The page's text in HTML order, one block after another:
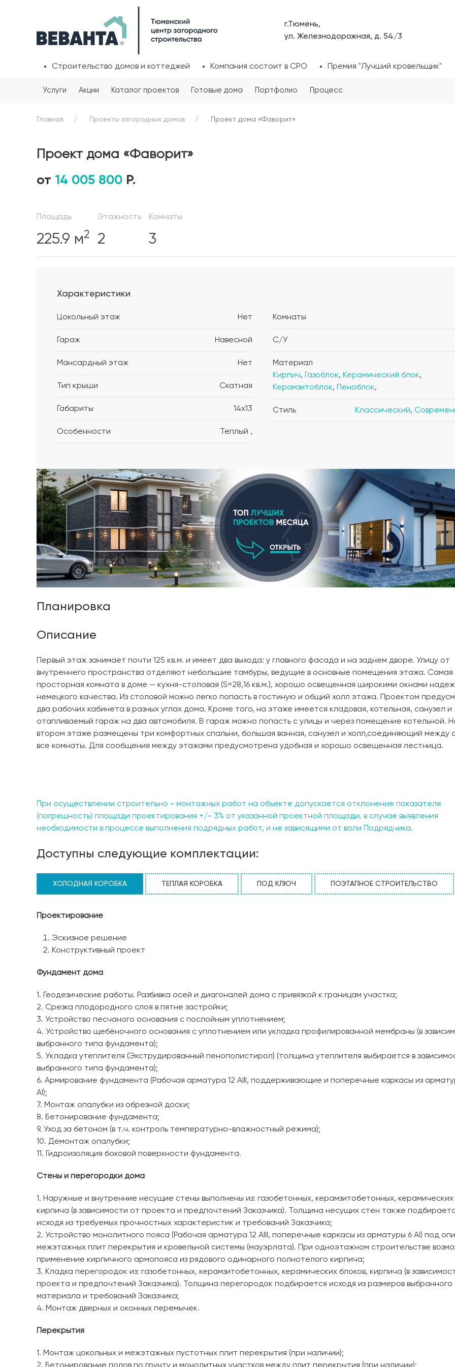
г.Тюмень,
ул. Железнодорожная, д. 54/3
Строительство домов и коттеджей Компания состоит в СРО Премия "Лучший кровельщик"
Услуги Акции Каталог проектов Готовые дома Портфолио Процесс
Главная Проекты загородных домов Проект дома «Фаворит»
Проект дома «Фаворит»
от 14 005 800 Р.
Площадь
225.9 м2
Этажность
2
Комнаты
3
Характеристики
Цокольный этаж Нет
Гараж Навесной
Мансардный этаж Нет
Тип крыши Скатная
Габариты 14x13
Особенности Теплый ,
Комнаты
С/У
Материал
Кирпич, Газоблок, Керамический блок,
Керамзитоблок, Пеноблок,
Стиль Классический,
Планировка
Описание
Первый этаж занимает почти 125 кв.м. и имеет два выхода: у главного фасада и на заднем дворе. Улицу от
внутреннего пространства отделяют небольшие тамбуры, ведущие в основные помещения этажа. Самая
просторная комната в доме — кухня-столовая (S=28,16 кв.м.), хорошо освещенная широкими окнами
немецкого качества. Из столовой можно легко попасть в гостиную и общий холл этажа. Проектом
два рабочих кабинета в разных углах дома. Кроме того, на этаже имеется кладовая, котельная, санузел и
отапливаемый гараж на два автомобиля. В гараж можно попасть с улицы и через помещение котельной.
втором этаже размещены три комфортных спальни, большая ванная, санузел и холл,соединяющий между
все комнаты. Для сообщения между этажами предусмотрена удобная и хорошо освещенная лестница.
При осуществлении строительно - монтажных работ на объекте допускается отклонение показателя
(погрешность) площади проектирования +/- 3% от указанной проектной площади, в случае выявления
необходимости в процессе выполнения подрядных работ, и не зависящими от воли Подрядчика.
Доступны следующие комплектации:
ХОЛОДНАЯ КОРОБКА ТЕПЛАЯ КОРОБКА ПОД КЛЮЧ ПОЭТАПНОЕ СТРОИТЕЛЬСТВО
Проектирование
Эскизное решение
Конструктивный проект
Фундамент дома
1. Геодезические работы. Разбивка осей и диагоналей дома с привязкой к границам участка;
2. Срезка плодородного слоя в пятне застройки;
3. Устройство песчаного основания с послойным уплотнением;
4. Устройство щебёночного основания с уплотнением или укладка профилированной мембраны (в
выбранного типа фундамента);
5. Укладка утеплителя (Экструдированный пенополистирол) (толщина утеплителя выбирается в
выбранного типа фундамента);
6. Армирование фундамента (Рабочая арматура 12 AIII, поддерживающие и поперечные каркасы из
AI);
7. Монтаж опалубки из обрезной доски;
8. Бетонирование фундамента;
9. Уход за бетоном (в т.ч. контроль температурно-влажностный режима);
10. Демонтаж опалубки;
11. Гидроизоляция боковой поверхности фундамента.
Стены и перегородки дома
1. Наружные и внутренние несущие стены выполнены из: газобетонных, керамзитобетонных, керамических
кирпича (в зависимости от проекта и предпочтений Заказчика). Толщина несущих стен также
исходя из требуемых прочностных характеристик и требований Заказчика;
2. Устройство монолитного пояса (Рабочая арматура 12 AIII, поперечные каркасы из арматуры 6 AI) под
межэтажных плит перекрытия и кровельной системы (мауэрлата). При одноэтажном строительстве
применение кирпичного армопояса из рядового одинарного полнотелого кирпича;
3. Кладка перегородок из: газобетонных, керамзитобетонных, керамических блоков, кирпича (в
проекта и предпочтений Заказчика). Толщина перегородок подбирается исходя из размеров выбранного
материала и требований Заказчика;
4. Монтаж дверных и оконных перемычек.
Перекрытия
1. Монтаж цокольных и межэтажных пустотных плит перекрытия (при наличии);